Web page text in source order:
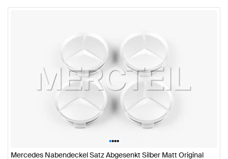
••••
Mercedes Nabendeckel Satz Abgesenkt Silber Matt Original